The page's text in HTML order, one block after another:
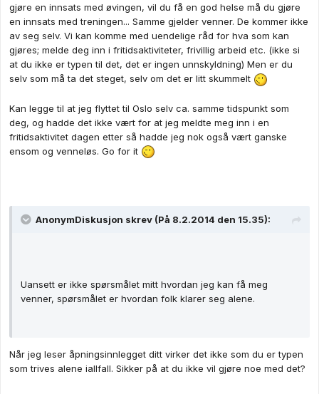
gjøre en innsats med øvingen, vil du få en god helse må du gjøre
en innsats med treningen... Samme gjelder venner. De kommer ikke
av seg selv. Vi kan komme med uendelige råd for hva som kan
gjøres; melde deg inn i fritidsaktiviteter, frivillig arbeid etc. (ikke si
at du ikke er typen til det, det er ingen unnskyldning) Men er du
selv som må ta det steget, selv om det er litt skummelt
Kan legge til at jeg flyttet til Oslo selv ca. samme tidspunkt som
deg, og hadde det ikke vært for at jeg meldte meg inn i en
fritidsaktivitet dagen etter så hadde jeg nok også vært ganske
ensom og venneløs. Go for it
AnonymDiskusjon skrev (På 8.2.2014 den 15.35):
Uansett er ikke spørsmålet mitt hvordan jeg kan få meg
venner, spørsmålet er hvordan folk klarer seg alene.
Når jeg leser åpningsinnlegget ditt virker det ikke som du er typen
som trives alene iallfall. Sikker på at du ikke vil gjøre noe med det?